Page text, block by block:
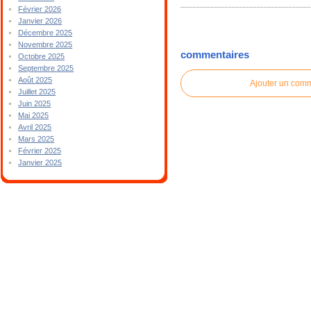
Février 2026
Janvier 2026
Décembre 2025
Novembre 2025
Octobre 2025
Septembre 2025
Août 2025
Juillet 2025
Juin 2025
Mai 2025
Avril 2025
Mars 2025
Février 2025
Janvier 2025
commentaires
Ajouter un